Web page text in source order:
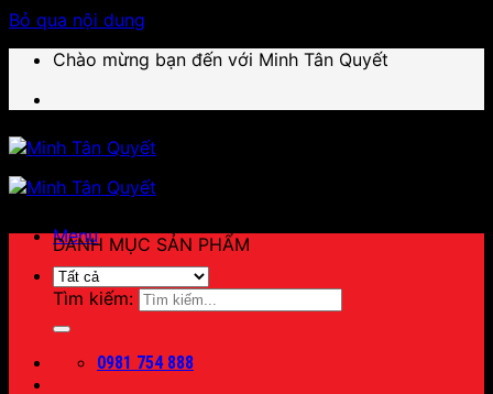
Bỏ qua nội dung
Chào mừng bạn đến với Minh Tân Quyết
Menu
Tìm kiếm:
0981 754 888
DANH MỤC SẢN PHẨM